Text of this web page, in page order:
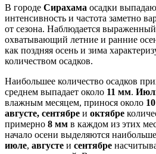
В городе Сирахама осадки
интенсивность и частота заметно
от сезона. Наблюдается
охватывающий летние и ранние
как поздняя осень и зима
количеством осадков.
Наибольшее количество осадков
среднем выпадает около 11 мм.
влажным месяцем, принося около
августе, сентябре и октябре
примерно 8 мм в каждом из этих
начало осени выделяются
июле, августе и сентябре